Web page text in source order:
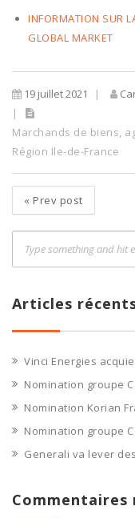
INFORMATION SUR
GLOBAL MARKET
19 juillet 2021
Marchands de biens,
Région Ile-de-France
« Prev post
Articles
Vinci Energies
Nomination groupe
Nomination Korian
Nomination groupe
Generali va lever
Commentaires